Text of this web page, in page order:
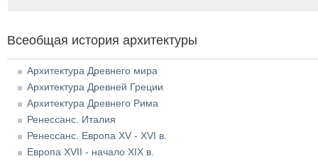
Всеобщая история архитектуры
Архитектура Древнего мира
Архитектура Древней Греции
Архитектура Древнего Рима
Ренессанс. Италия
Ренессанс. Европа XV - XVI в.
Европа XVII - начало XIX в.